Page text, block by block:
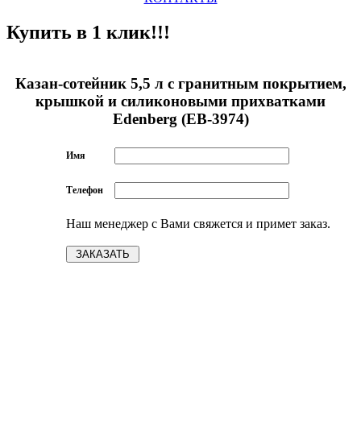
Купить в 1 клик!!!
Казан-сотейник 5,5 л с гранитным покрытием,
крышкой и силиконовыми прихватками
Edenberg (EB-3974)
Имя
Телефон
Наш менеджер с Вами свяжется и примет заказ.